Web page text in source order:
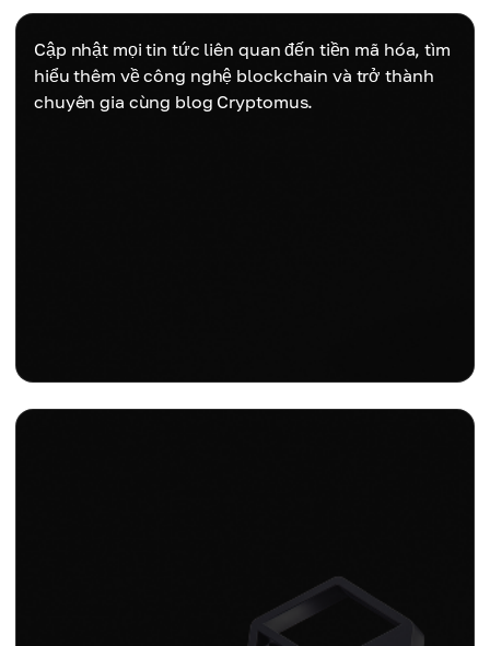
Cập nhật mọi tin tức liên quan đến tiền mã hóa, tìm
hiểu thêm về công nghệ blockchain và trở thành
chuyên gia cùng blog Cryptomus.